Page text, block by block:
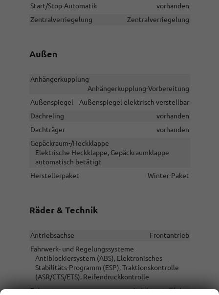
Start/Stop-Automatik
vorhanden
Zentralverriegelung
Zentralverriegelung
Außen
Anhängerkupplung
Anhängerkupplung-Vorbereitung
Außenspiegel
Außenspiegel elektrisch verstellbar
Dachreling
vorhanden
Dachträger
vorhanden
Gepäckraum-/Heckklappe
Elektrische Heckklappe, Gepäckraumklappe
automatisch betätigt
Herstellerpaket
Winter-Paket
Räder & Technik
Antriebsachse
Frontantrieb
Fahrwerk- und Regelungssysteme
Antiblockiersystem (ABS), Elektronisches
Stabilitäts-Programm (ESP), Traktionskontrolle
(ASR/CTS/ETS), Reifendruckkontrolle
Felgentyp
Leichtmetallfelge